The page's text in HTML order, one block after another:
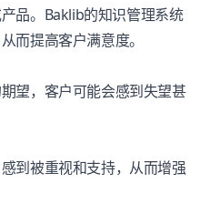
品。Baklib的知识管理系统
而提高客户满意度。
望，客户可能会感到失望甚
到被重视和支持，从而增强